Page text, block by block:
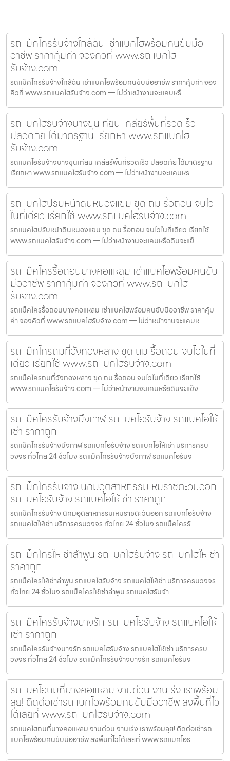
รถแม็คโครรับจ้างใกล้ฉัน เช่าแบคโฮพร้อมคนขับมือ
อาชีพ ราคาคุ้มค่า จองคิวที่ www.รถแบคโฮ
รับจ้าง.com
รถแม็คโครรับจ้างใกล้ฉัน เช่าแบคโฮพร้อมคนขับมืออาชีพ ราคาคุ้มค่า จอง
คิวที่ www.รถแบคโฮรับจ้าง.com — ไม่ว่าหน้างานจะแคบหรื
รถแบคโฮรับจ้างบางขุนเทียน เคลียร์พื้นที่รวดเร็ว
ปลอดภัย ได้มาตรฐาน เรียกหา www.รถแบคโฮ
รับจ้าง.com
รถแบคโฮรับจ้างบางขุนเทียน เคลียร์พื้นที่รวดเร็ว ปลอดภัย ได้มาตรฐาน
เรียกหา www.รถแบคโฮรับจ้าง.com — ไม่ว่าหน้างานจะแคบหร
รถแบคโฮปรับหน้าดินหนองแขม ขุด ถม รื้อถอน จบไว
ในที่เดียว เรียกใช้ www.รถแบคโฮรับจ้าง.com
รถแบคโฮปรับหน้าดินหนองแขม ขุด ถม รื้อถอน จบไวในที่เดียว เรียกใช้
www.รถแบคโฮรับจ้าง.com — ไม่ว่าหน้างานจะแคบหรือดินจะแข็
รถแม็คโครรื้อถอนบางคอแหลม เช่าแบคโฮพร้อมคนขับ
มืออาชีพ ราคาคุ้มค่า จองคิวที่ www.รถแบคโฮ
รับจ้าง.com
รถแม็คโครรื้อถอนบางคอแหลม เช่าแบคโฮพร้อมคนขับมืออาชีพ ราคาคุ้ม
ค่า จองคิวที่ www.รถแบคโฮรับจ้าง.com — ไม่ว่าหน้างานจะแคบห
รถแม็คโครถมที่วังทองหลาง ขุด ถม รื้อถอน จบไวในที่
เดียว เรียกใช้ www.รถแบคโฮรับจ้าง.com
รถแม็คโครถมที่วังทองหลาง ขุด ถม รื้อถอน จบไวในที่เดียว เรียกใช้
www.รถแบคโฮรับจ้าง.com — ไม่ว่าหน้างานจะแคบหรือดินจะแข็ง
รถแม็คโครรับจ้างบึงกาฬ รถแบคโฮรับจ้าง รถแบคโฮให้
เช่า ราคาถูก
รถแม็คโครรับจ้างบึงกาฬ รถแบคโฮรับจ้าง รถแบคโฮให้เช่า บริการครบ
วงจร ทั่วไทย 24 ชั่วโมง รถแม็คโครรับจ้างบึงกาฬ รถแบคโฮรับจ
รถแม็คโครรับจ้าง นิคมอุตสาหกรรมเหมราชตะวันออก
รถแบคโฮรับจ้าง รถแบคโฮให้เช่า ราคาถูก
รถแม็คโครรับจ้าง นิคมอุตสาหกรรมเหมราชตะวันออก รถแบคโฮรับจ้าง
รถแบคโฮให้เช่า บริการครบวงจร ทั่วไทย 24 ชั่วโมง รถแม็คโครรั
รถแม็คโครให้เช่าลำพูน รถแบคโฮรับจ้าง รถแบคโฮให้เช่า
ราคาถูก
รถแม็คโครให้เช่าลำพูน รถแบคโฮรับจ้าง รถแบคโฮให้เช่า บริการครบวงจร
ทั่วไทย 24 ชั่วโมง รถแม็คโครให้เช่าลำพูน รถแบคโฮรับจ้า
รถแม็คโครรับจ้างบางรัก รถแบคโฮรับจ้าง รถแบคโฮให้
เช่า ราคาถูก
รถแม็คโครรับจ้างบางรัก รถแบคโฮรับจ้าง รถแบคโฮให้เช่า บริการครบ
วงจร ทั่วไทย 24 ชั่วโมง รถแม็คโครรับจ้างบางรัก รถแบคโฮรับจ
รถแบคโฮถมที่บางคอแหลม งานด่วน งานเร่ง เราพร้อม
ลุย! ติดต่อเช่ารถแบคโฮพร้อมคนขับมืออาชีพ ลงพื้นที่ไว
ได้เลยที่ www.รถแบคโฮรับจ้าง.com
รถแบคโฮถมที่บางคอแหลม งานด่วน งานเร่ง เราพร้อมลุย! ติดต่อเช่ารถ
แบคโฮพร้อมคนขับมืออาชีพ ลงพื้นที่ไวได้เลยที่ www.รถแบคโฮร